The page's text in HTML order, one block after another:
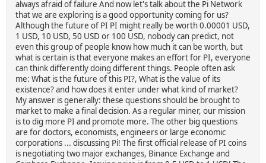
always afraid of failure And now let's talk about the Pi Network
that we are exploring is a good opportunity coming for us?
Although the future of PI PI might really be worth 0.00001 USD,
1 USD, 10 USD, 50 USD or 100 USD, nobody can predict, not
even this group of people know how much it can be worth, but
what is certain is that everyone makes an effort for PI, everyone
can think differently doing different things. People often ask
me: What is the future of this PI?, What is the value of its
existence? and how does it enter under what kind of market?
My answer is generally: these questions should be brought to
market to make a final decision. As a regular miner, our mission
is to dig more PI and promote more. The other big questions
are for doctors, economists, engineers or large economic
corporations ... discussing Pi! The first official release of PI coins
is negotiating two major exchanges, Binance Exchange and